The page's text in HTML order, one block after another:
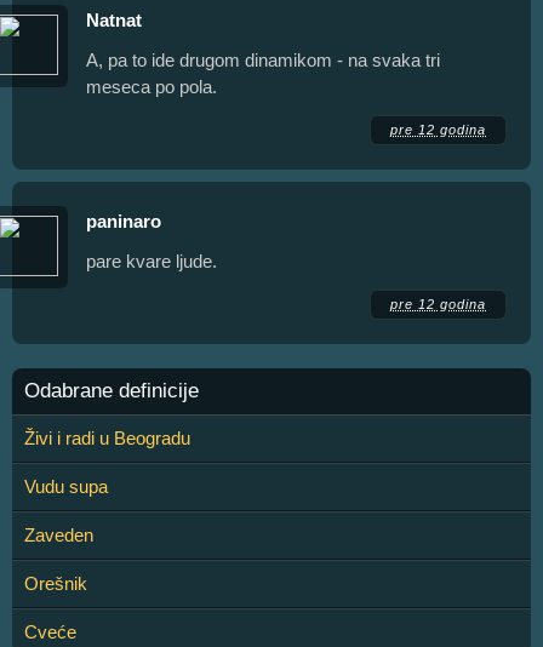
Natnat
A, pa to ide drugom dinamikom - na svaka tri
meseca po pola.
pre 12 godina
paninaro
pare kvare ljude.
pre 12 godina
Odabrane definicije
Živi i radi u Beogradu
Vudu supa
Zaveden
Orešnik
Cveće